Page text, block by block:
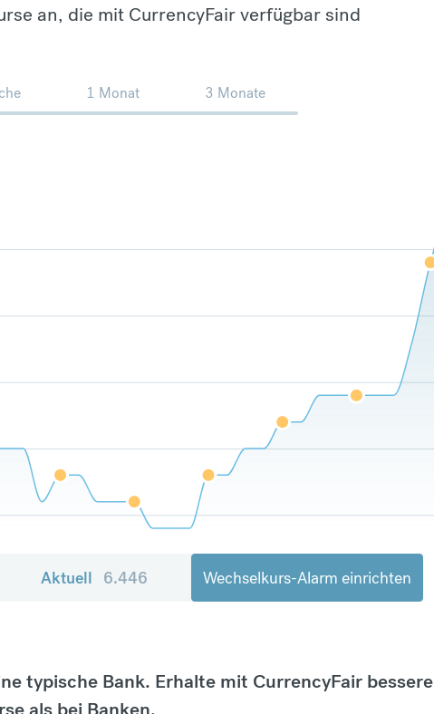
an, die mit CurrencyFair verfügbar sind
1 Monat 3 Monate
Aktuell 6.446 Wechselkurs-Alarm einrichten
typische Bank. Erhalte mit CurrencyFair bessere
als bei Banken.